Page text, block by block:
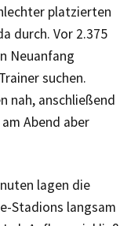
platzierten
durch. Vor 2.375
Neuanfang
suchen.
nah, anschließend
Abend aber
lagen die
Stadions langsam